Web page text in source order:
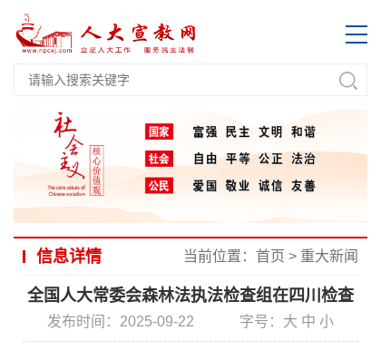
信息详情 当前位置： 首页 > 重大新闻
全国人大常委会森林法执法检查组在四川检查
发布时间：2025-09-22 字号： 大 中 小